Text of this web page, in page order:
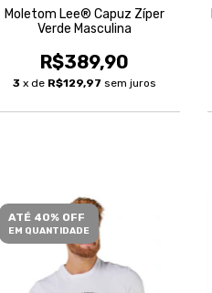
Moletom Lee® Capuz Zíper
Verde Masculina
R$389,90
3 x de R$129,97 sem juros
ATÉ 40% OFF
EM QUANTIDADE